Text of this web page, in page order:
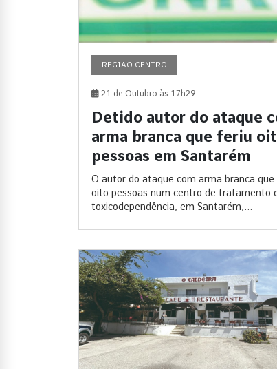
REGIÃO CENTRO
21 de Outubro às 17h29
Detido autor do ataque
arma branca que feriu
pessoas em Santarém
O autor do ataque com arma branca que
oito pessoas num centro de tratamento
toxicodependência, em Santarém,...